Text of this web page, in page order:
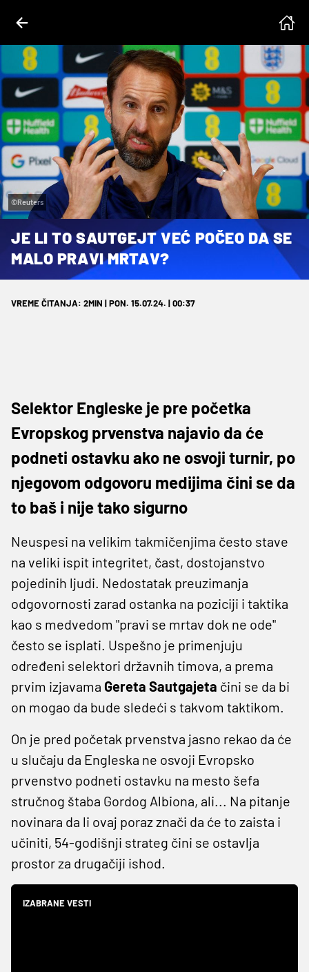
©Reuters
JE LI TO SAUTGEJT VEĆ POČEO DA SE
MALO PRAVI MRTAV?
VREME ČITANJA: 2MIN | PON. 15.07.24. | 00:37
Selektor Engleske je pre početka
Evropskog prvenstva najavio da će
podneti ostavku ako ne osvoji turnir, po
njegovom odgovoru medijima čini se da
to baš i nije tako sigurno
Neuspesi na velikim takmičenjima često stave
na veliki ispit integritet, čast, dostojanstvo
pojedinih ljudi. Nedostatak preuzimanja
odgovornosti zarad ostanka na poziciji i taktika
kao s medvedom "pravi se mrtav dok ne ode"
često se isplati. Uspešno je primenjuju
određeni selektori državnih timova, a prema
prvim izjavama Gereta Sautgajeta čini se da bi
on mogao da bude sledeći s takvom taktikom.
On je pred početak prvenstva jasno rekao da će
u slučaju da Engleska ne osvoji Evropsko
prvenstvo podneti ostavku na mesto šefa
stručnog štaba Gordog Albiona, ali... Na pitanje
novinara da li ovaj poraz znači da će to zaista i
učiniti, 54-godišnji strateg čini se ostavlja
prostor za drugačiji ishod.
IZABRANE VESTI